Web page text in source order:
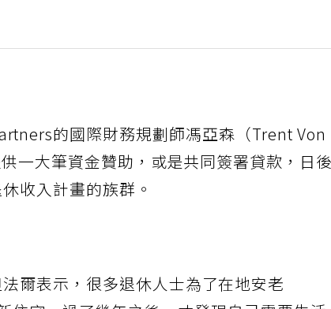
的國際財務規劃師馮亞森（Trent Von
一大筆資金贊助，或是共同簽署貸款，日
收入計畫的族群。
爾表示，很多退休人士為了在地安老